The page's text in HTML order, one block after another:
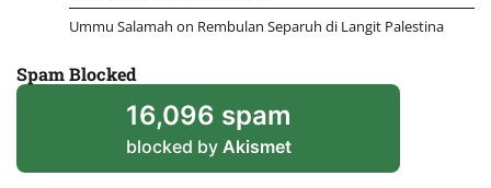
Ummu Salamah on Rembulan Separuh di Langit Palestina
Spam Blocked
16,096 spam
blocked by Akismet